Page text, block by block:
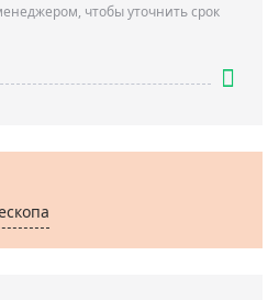
чтобы уточнить срок